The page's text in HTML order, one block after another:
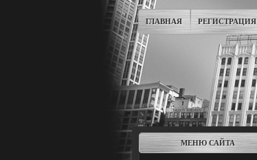
ГЛАВНАЯ РЕГИСТРАЦИЯ
МЕНЮ САЙТА